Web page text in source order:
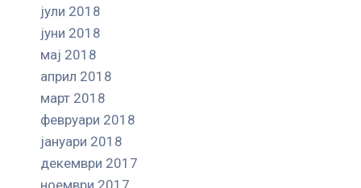
јули 2018
јуни 2018
мај 2018
април 2018
март 2018
февруари 2018
јануари 2018
декември 2017
ноември 2017